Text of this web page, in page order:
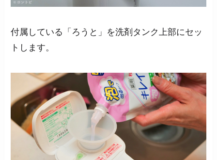
付属している「ろうと」を洗剤タンク上部にセッ
トします。